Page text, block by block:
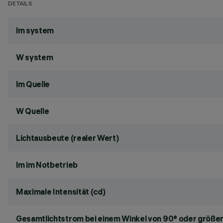
DETAILS
lm system
W system
lm Quelle
W Quelle
Lichtausbeute (realer Wert)
lm im Notbetrieb
Maximale Intensität (cd)
Gesamtlichtstrom bei einem Winkel von 90° oder